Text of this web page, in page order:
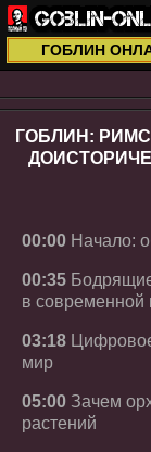
ГОБЛИН
ГОБЛИН:
00:00 Начало:
00:35
в современной
03:18
мир
05:00 Зачем
растений